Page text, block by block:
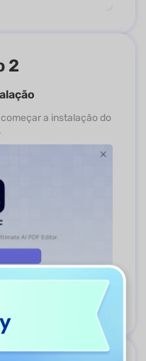
2
a instalação do